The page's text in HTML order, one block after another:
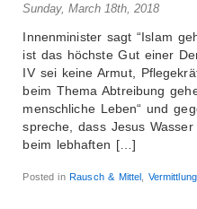
Sunday, March 18th, 2018
Innenminister sagt “Islam
ist das höchste Gut einer
IV sei keine Armut,
beim Thema Abtreibung
menschliche Leben“ und
spreche, dass Jesus
beim lebhaften […]
Posted inRausch & Mittel